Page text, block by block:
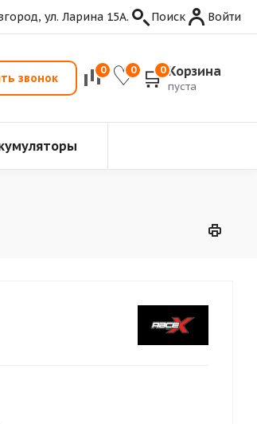
ул. Ларина 15А. Поиск Войти
звонок
0 0 0 Корзина
пуста